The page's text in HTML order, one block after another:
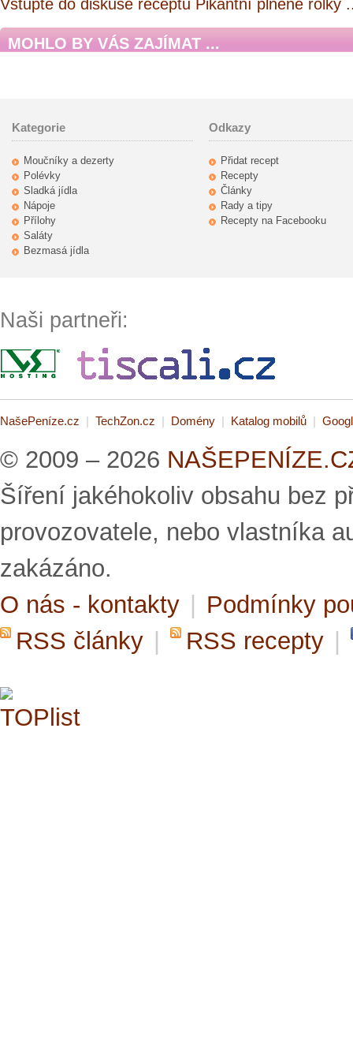
Vstupte do diskuse receptu Pikantní plněné rolky
MOHLO BY VÁS ZAJÍMAT ...
Kategorie
Moučníky a dezerty
Polévky
Sladká jídla
Nápoje
Přílohy
Saláty
Bezmasá jídla
Odkazy
Přidat recept
Recepty
Články
Rady a tipy
Recepty na Facebooku
Naši partneři:
NašePeníze.cz | TechZon.cz | Domény | Katalog mobilů |
© 2009 – 2026
Šíření jakéhokoliv obsahu bez
provozovatele, nebo vlastníka
zakázáno.
O nás - kontakty
Podmínky
RSS články
RSS recepty